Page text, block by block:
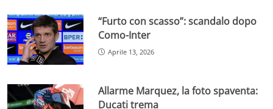
“Furto con scasso”: scandalo dopo
Como-Inter
Aprile 13, 2026
Allarme Marquez, la foto spaventa:
Ducati trema